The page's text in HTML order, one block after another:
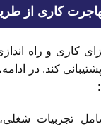
کاری از طریق
کاری و راه
کند. در
تجربیات